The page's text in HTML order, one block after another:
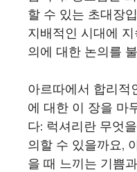
할 수 있는 초대장
지배적인 시대에
의에 대한 논의를
아르따에서 합리적
에 대한 이 장을 마
다: 럭셔리란 무엇
의할 수 있을까요,
을 때 느끼는 기쁨